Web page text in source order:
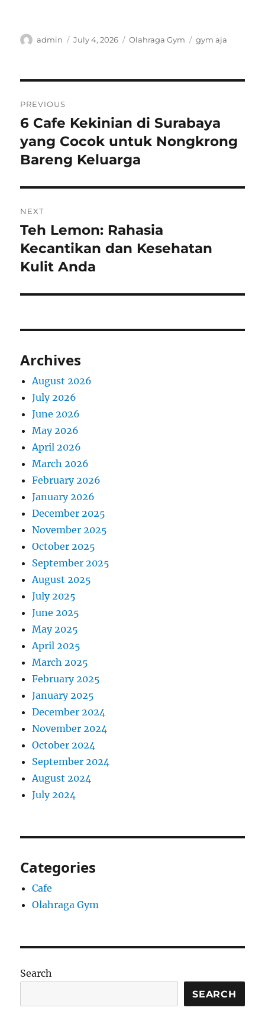
Author
admin
Posted
July 4, 2026 Categories
Olahraga Gym Tags
gym aja
navigation
PREVIOUS
Previous
post:
6 Cafe Kekinian di Surabaya
yang Cocok untuk Nongkrong
Bareng Keluarga
NEXT
Next
post:
Teh Lemon: Rahasia
Kecantikan dan Kesehatan
Kulit Anda
Archives
August 2026
July 2026
June 2026
May 2026
April 2026
March 2026
February 2026
January 2026
December 2025
November 2025
October 2025
September 2025
August 2025
July 2025
June 2025
May 2025
April 2025
March 2025
February 2025
January 2025
December 2024
November 2024
October 2024
September 2024
August 2024
July 2024
Categories
Cafe
Olahraga Gym
Search
SEARCH